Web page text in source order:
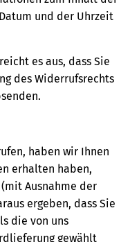
und der Uhrzeit
es aus, dass Sie
des Widerrufsrechts
haben wir Ihnen
erhalten haben,
Ausnahme der
ergeben, dass Sie
die von uns
gewählt